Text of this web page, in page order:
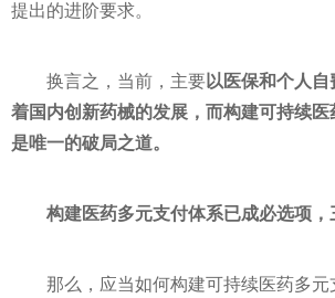
提出的进阶要求。
换言之，当前，主要以医保和个人
着国内创新药械的发展，而构建可持续医
是唯一的破局之道。
构建医药多元支付体系已成必选项
那么，应当如何构建可持续医药多元